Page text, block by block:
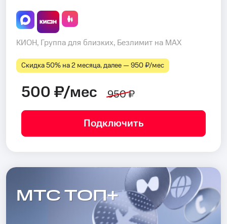
КИОН, Группа для близких, Безлимит на MAX
Скидка 50% на 2 месяца, далее — 950 ₽⁠/⁠мес
500 ₽/мес 950 ₽
Подключить
МТС ТОП+